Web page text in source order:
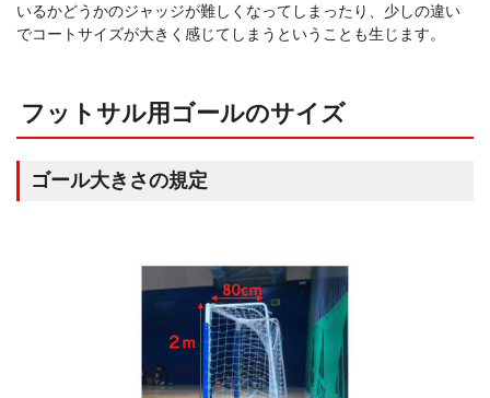
いるかどうかのジャッジが難しくなってしまったり、少しの違い
でコートサイズが大きく感じてしまうということも生じます。
フットサル用ゴールのサイズ
ゴール大きさの規定